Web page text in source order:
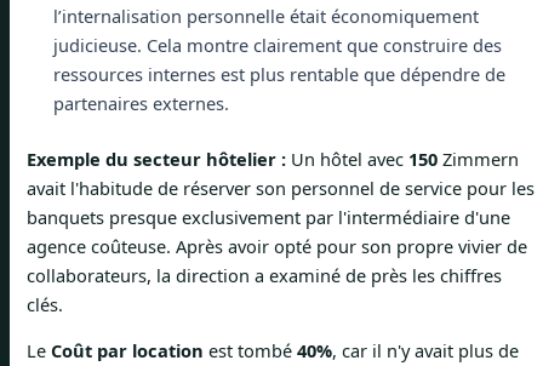
l’internalisation personnelle était économiquement
judicieuse. Cela montre clairement que construire des
ressources internes est plus rentable que dépendre de
partenaires externes.
Exemple du secteur hôtelier : Un hôtel avec 150 Zimmern
avait l'habitude de réserver son personnel de service pour les
banquets presque exclusivement par l'intermédiaire d'une
agence coûteuse. Après avoir opté pour son propre vivier de
collaborateurs, la direction a examiné de près les chiffres
clés.
Le Coût par location est tombé 40%, car il n'y avait plus de